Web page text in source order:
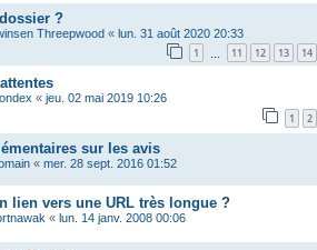
?
Threepwood « lun. 31 août 2020 20:33
1 11 12 13 14
« jeu. 02 mai 2019 10:26
1 2
sur les avis
« mer. 28 sept. 2016 01:52
lien vers une URL très longue ?
« lun. 14 janv. 2008 00:06